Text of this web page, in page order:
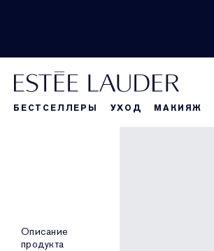
БЕСТСЕЛЛЕРЫ УХОД МАКИЯЖ
Описание
продукта